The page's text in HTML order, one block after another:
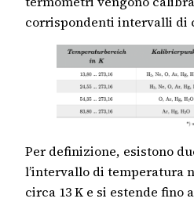
corrispondenti intervalli di
Per definizione, esistono
l’intervallo di temperatura
circa 13 K e si estende fino